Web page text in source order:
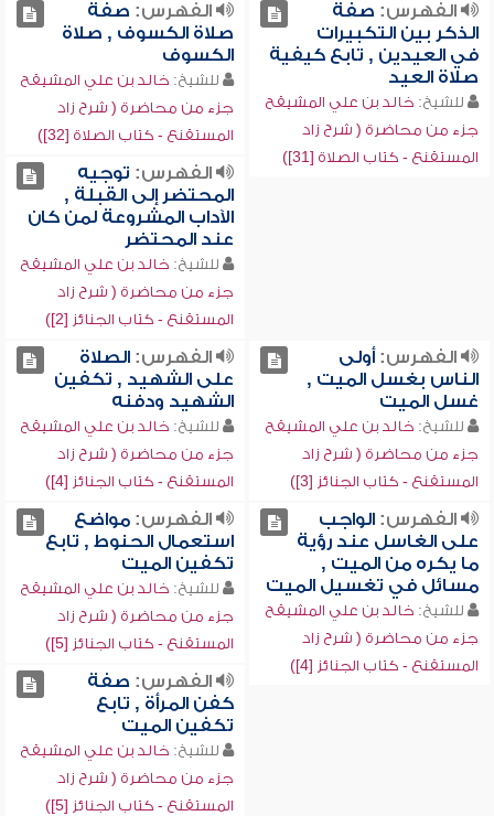
الفهرس: صفة
الذكر بين التكبيرات
في العيدين , تابع كيفية
صلاة العيد
للشيخ: خالد بن علي المشيقح
جزء من محاضرة ( شرح زاد
المستقنع - كتاب الصلاة [31])
الفهرس: صفة
صلاة الكسوف , صلاة
الكسوف
للشيخ: خالد بن علي المشيقح
جزء من محاضرة ( شرح زاد
المستقنع - كتاب الصلاة [32])
الفهرس: توجيه
المحتضر إلى القبلة ,
الآداب المشروعة لمن كان
عند المحتضر
للشيخ: خالد بن علي المشيقح
جزء من محاضرة ( شرح زاد
المستقنع - كتاب الجنائز [2])
الفهرس:أولى
الناس بغسل الميت ,
غسل الميت
للشيخ: خالد بن علي المشيقح
جزء من محاضرة ( شرح زاد
المستقنع - كتاب الجنائز [3])
الفهرس:الصلاة
على الشهيد , تكفين
الشهيد ودفنه
للشيخ: خالد بن علي المشيقح
جزء من محاضرة ( شرح زاد
المستقنع - كتاب الجنائز [4])
الفهرس:الواجب
على الغاسل عند رؤية
ما يكره من الميت ,
مسائل في تغسيل الميت
للشيخ: خالد بن علي المشيقح
جزء من محاضرة ( شرح زاد
المستقنع - كتاب الجنائز [4])
الفهرس:مواضع
استعمال الحنوط , تابع
تكفين الميت
للشيخ: خالد بن علي المشيقح
جزء من محاضرة ( شرح زاد
المستقنع - كتاب الجنائز [5])
الفهرس: صفة
كفن المرأة , تابع
تكفين الميت
للشيخ: خالد بن علي المشيقح
جزء من محاضرة ( شرح زاد
المستقنع - كتاب الجنائز [5])